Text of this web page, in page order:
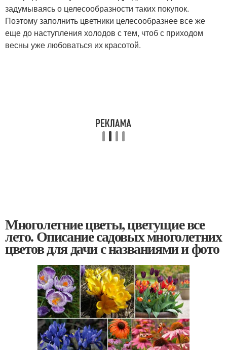
задумываясь о целесообразности таких покупок.
Поэтому заполнить цветники целесообразнее все же
еще до наступления холодов с тем, чтоб с приходом
весны уже любоваться их красотой.
Многолетние цветы, цветущие все
лето. Описание садовых многолетних
цветов для дачи с названиями и фото